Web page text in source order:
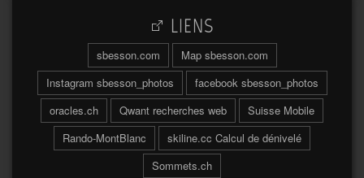
2026
A travers l'hublot 17 Abländschen 3
Açores 2004 64 Adelboden 2
Adonis 6
Afrique du Sud 2019
LIENS
sbesson.com
Map sbesson.com
Instagram sbesson_photos
facebook sbesson_photos
oracles.ch
Qwant recherches web
Suisse Mobile
Rando-MontBlanc
skiline.cc Calcul de dénivelé
Sommets.ch